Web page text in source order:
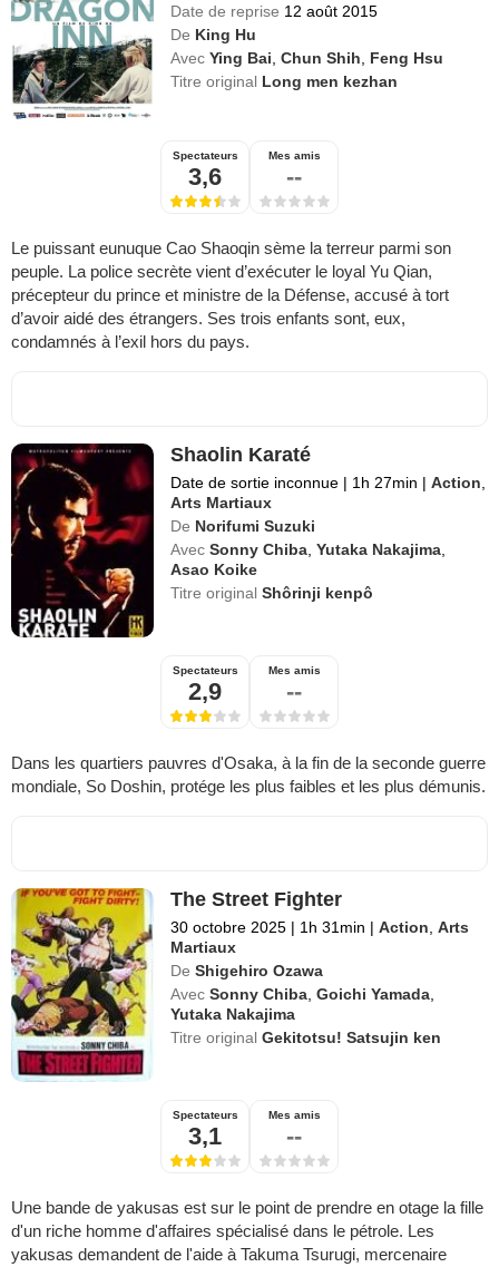
Date de reprise 12 août 2015
De King Hu
Avec Ying Bai ,Chun Shih
Feng Hsu
Titre original Long men kezhan
Spectateurs
3,6
Mes amis
--
Le puissant eunuque Cao Shaoqin sème la terreur parmi son
peuple. La police secrète vient d’exécuter le loyal Yu Qian,
précepteur du prince et ministre de la Défense, accusé à tort
d’avoir aidé des étrangers. Ses trois enfants sont, eux,
condamnés à l’exil hors du pays.
Shaolin Karaté
Date de sortie inconnue | 1h 27min | Action
Arts Martiaux
De Norifumi Suzuki
Avec Sonny Chiba ,Yutaka Nakajima
Asao Koike
Titre originalShôrinji kenpô
Spectateurs
2,9
Mes amis
--
Dans les quartiers pauvres d'Osaka, à la fin de la seconde guerre
mondiale, So Doshin, protége les plus faibles et les plus démunis.
The Street Fighter
30 octobre 2025 | 1h 31min | Action ,Arts
Martiaux
De Shigehiro Ozawa
Avec Sonny Chiba ,Goichi Yamada
Yutaka Nakajima
Titre originalGekitotsu! Satsujin ken
Spectateurs
3,1
Mes amis
--
Une bande de yakusas est sur le point de prendre en otage la fille
d'un riche homme d'affaires spécialisé dans le pétrole. Les
yakusas demandent de l'aide à Takuma Tsurugi, mercenaire